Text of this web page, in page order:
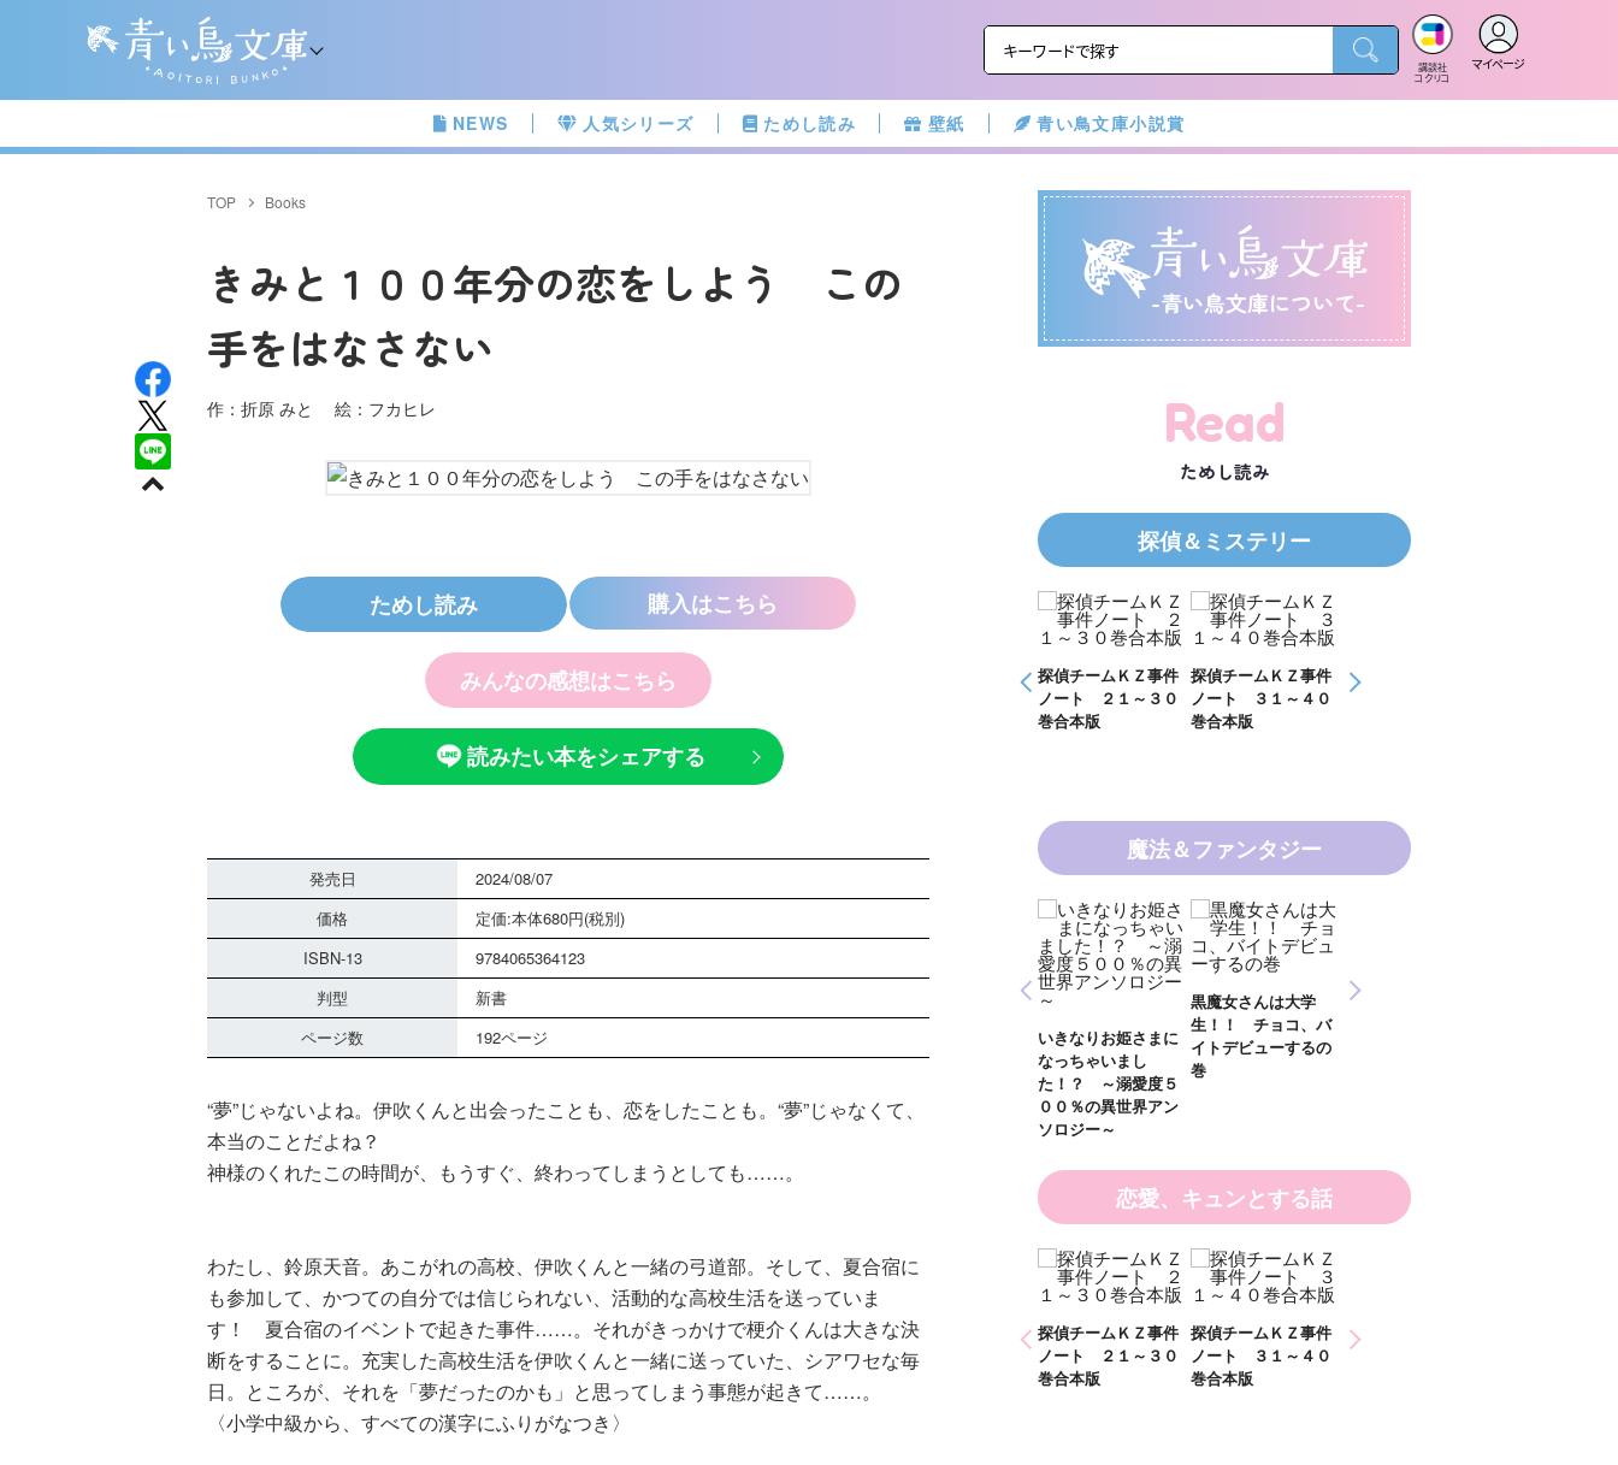
講談社
コクリコ
マイページ
NEWS 人気シリーズ ためし読み 壁紙 青い鳥文庫小説賞
TOP Books
きみと１００年分の恋をしよう この
手をはなさない
作：折原 みと 絵：フカヒレ
ためし読み 購入はこちら
みんなの感想はこちら
読みたい本をシェアする
発売日
2024/08/07
価格
定価:本体680円(税別)
ISBN-13
9784065364123
判型
新書
ページ数
192ページ
“夢”じゃないよね。伊吹くんと出会ったことも、恋をしたことも。“夢”じゃなくて、
本当のことだよね？
神様のくれたこの時間が、もうすぐ、終わってしまうとしても……。
わたし、鈴原天音。あこがれの高校、伊吹くんと一緒の弓道部。そして、夏合宿に
も参加して、かつての自分では信じられない、活動的な高校生活を送っていま
す！ 夏合宿のイベントで起きた事件……。それがきっかけで梗介くんは大きな決
断をすることに。充実した高校生活を伊吹くんと一緒に送っていた、シアワセな毎
日。ところが、それを「夢だったのかも」と思ってしまう事態が起きて……。
〈小学中級から、すべての漢字にふりがなつき〉
-青い鳥文庫について-
Read
ためし読み
探偵＆ミステリー
探偵チームＫＺ事件
霊は知っている
怪盗クイーンはサー
ムブック
探偵チームＫＺ事件 探偵チームＫＺ事件
ノート ３１～４０
巻合本版
探偵チームＫＺ事件
ノート １１～２０
巻合本版
ＫＺ’ Ｕｐｐｅｒ
Ｆｉｌｅ 数学者
魔法＆ファンタジー
黒魔女さんは白魔女
さん！？ ６年１
組 黒魔女さんが通
る！！（１８）
黒魔女さんと恋の魔
法 ６年１組 黒魔
女さんが通る！！
青い鳥文庫版 獣の
なっちゃいまし
００％の異世界アン
黒魔女さんは大学
イトデビューするの
巻
１～１１ 全１１巻
合本版
妖界ナビ・ルナ１～
恋愛、キュンとする話
ひなたとひかり
（９）
かわいく（なく）て
ごめん お悩み相談
ＢＯＯＫ
探偵チームＫＺ事件
ノート １～１０巻
合本版
探偵チームＫＺ事件
ノート ２１～３０
巻合本版
探偵チームＫＺ事件
ノート ３１～４０
巻合本版
探偵チームＫＺ事件
ノート １１～２０
巻合本版